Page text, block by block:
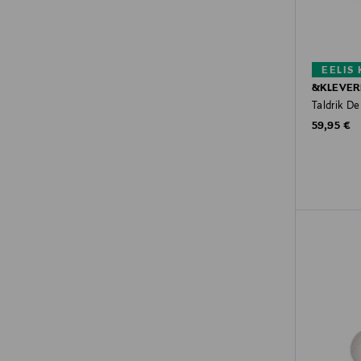
EELIS
Taldrik
Original
59,95 €